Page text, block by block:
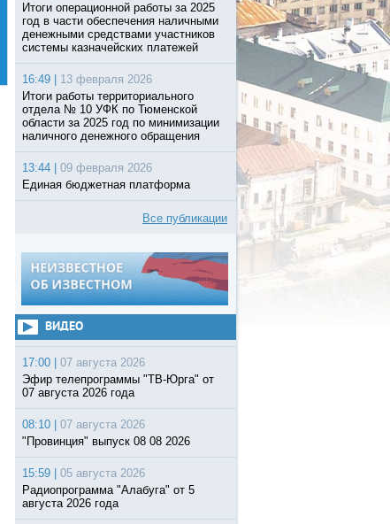
Итоги операционной работы за 2025
год в части обеспечения наличными
денежными средствами участников
системы казначейских платежей
16:49 |
13 февраля 2026
Итоги работы территориального
отдела № 10 УФК по Тюменской
области за 2025 год по минимизации
наличного денежного обращения
13:44 |
09 февраля 2026
Единая бюджетная платформа
Все публикации
ВИДЕО
17:00 |
07 августа 2026
Эфир телепрограммы "ТВ-Юрга" от
07 августа 2026 года
08:10 |
07 августа 2026
"Провинция" выпуск 08 08 2026
15:59 |
05 августа 2026
Радиопрограмма "Алабуга" от 5
августа 2026 года